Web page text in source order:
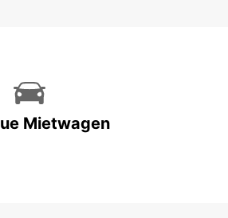
Mietwagen